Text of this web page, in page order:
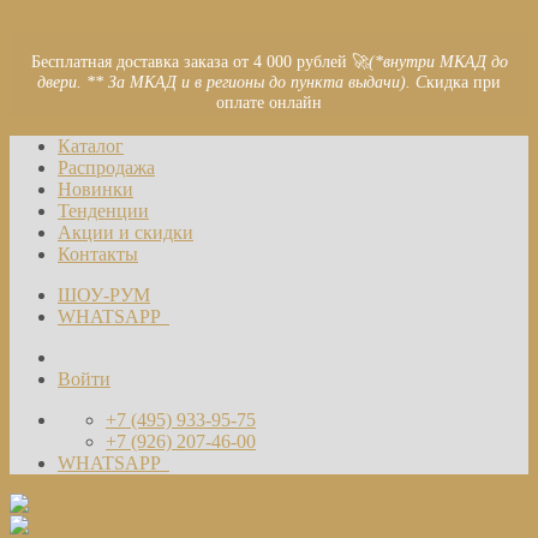
Бесплатная доставка заказа от 4 000 рублей 🚀(*внутри МКАД до
двери. ** За МКАД и в регионы до пункта выдачи). Скидка при
оплате онлайн
Каталог
Распродажа
Новинки
Тенденции
Акции и скидки
Контакты
ШОУ-РУМ
WHATSAPP
Войти
+7 (495) 933-95-75
+7 (926) 207-46-00
WHATSAPP